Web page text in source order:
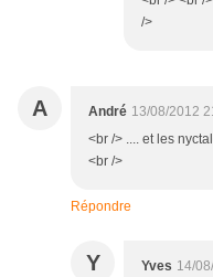
/>
A André 13/08/2012
<br /> .... et les
<br />
Répondre
Y Yves 14/